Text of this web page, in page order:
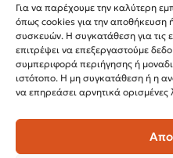
Για να παρέχουμε την καλύτερη
όπως cookies για την αποθήκευση
συσκευών. Η συγκατάθεση για τις
επιτρέψει να επεξεργαστούμε
συμπεριφορά περιήγησης ή
ιστότοπο. Η μη συγκατάθεση ή η
να επηρεάσει αρνητικά ορισμένες
Εγνατίας 112,
Ώρες
Δευτέρα –